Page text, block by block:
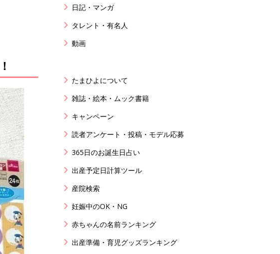
日記・マンガ
タレント・有名人
動画
たまひよについて
雑誌・絵本・ムック書籍
キャンペーン
読者アンケート・投稿・モデル応募
365日のお誕生日占い
出産予定日計算ツール
産院検索
妊娠中のOK・NG
赤ちゃんの名前ランキング
出産準備・育児グッズランキング